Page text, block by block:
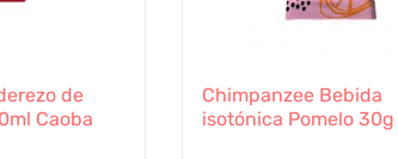
de
Caoba
Chimpanzee Bebida
isotónica Pomelo 30g